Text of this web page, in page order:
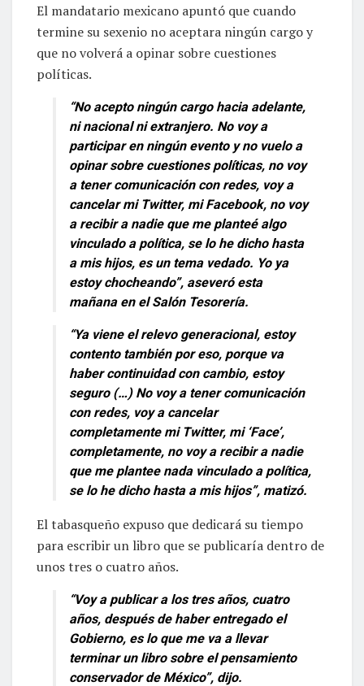
El mandatario mexicano apuntó que cuando
termine su sexenio no aceptara ningún cargo y
que no volverá a opinar sobre cuestiones
políticas.
“No acepto ningún cargo hacia adelante,
ni nacional ni extranjero. No voy a
participar en ningún evento y no vuelo a
opinar sobre cuestiones políticas, no voy
a tener comunicación con redes, voy a
cancelar mi Twitter, mi Facebook, no voy
a recibir a nadie que me planteé algo
vinculado a política, se lo he dicho hasta
a mis hijos, es un tema vedado. Yo ya
estoy chocheando”, aseveró esta
mañana en el Salón Tesorería.
“Ya viene el relevo generacional, estoy
contento también por eso, porque va
haber continuidad con cambio, estoy
seguro (…) No voy a tener comunicación
con redes, voy a cancelar
completamente mi Twitter, mi ‘Face’,
completamente, no voy a recibir a nadie
que me plantee nada vinculado a política,
se lo he dicho hasta a mis hijos”, matizó.
El tabasqueño expuso que dedicará su tiempo
para escribir un libro que se publicaría dentro de
unos tres o cuatro años.
“Voy a publicar a los tres años, cuatro
años, después de haber entregado el
Gobierno, es lo que me va a llevar
terminar un libro sobre el pensamiento
conservador de México”, dijo.